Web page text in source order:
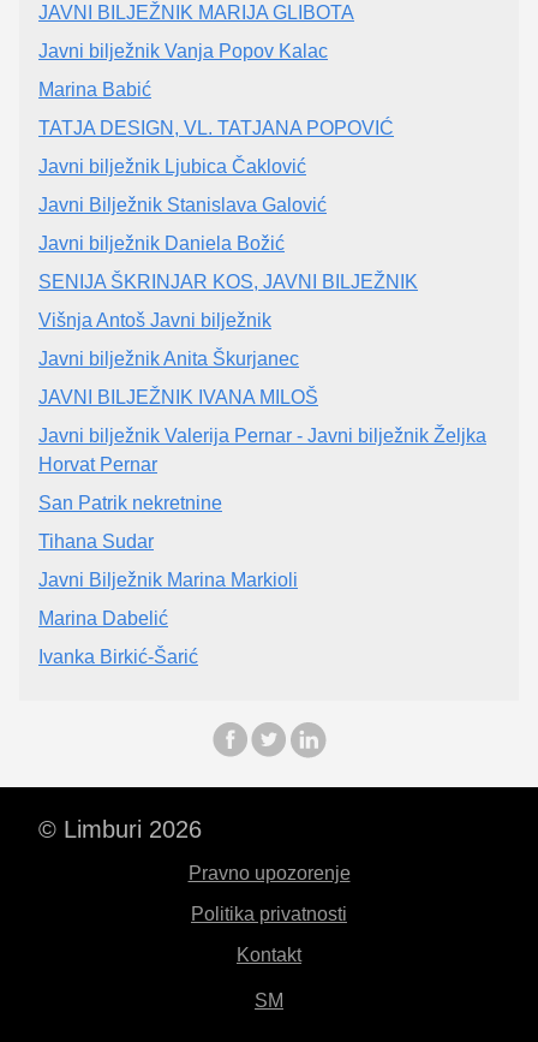
JAVNI BILJEŽNIK MARIJA GLIBOTA
Javni bilježnik Vanja Popov Kalac
Marina Babić
TATJA DESIGN, VL. TATJANA POPOVIĆ
Javni bilježnik Ljubica Čaklović
Javni Bilježnik Stanislava Galović
Javni bilježnik Daniela Božić
SENIJA ŠKRINJAR KOS, JAVNI BILJEŽNIK
Višnja Antoš Javni bilježnik
Javni bilježnik Anita Škurjanec
JAVNI BILJEŽNIK IVANA MILOŠ
Javni bilježnik Valerija Pernar - Javni bilježnik Željka
Horvat Pernar
San Patrik nekretnine
Tihana Sudar
Javni Bilježnik Marina Markioli
Marina Dabelić
Ivanka Birkić-Šarić
© Limburi 2026
Pravno upozorenje
Politika privatnosti
Kontakt
SM